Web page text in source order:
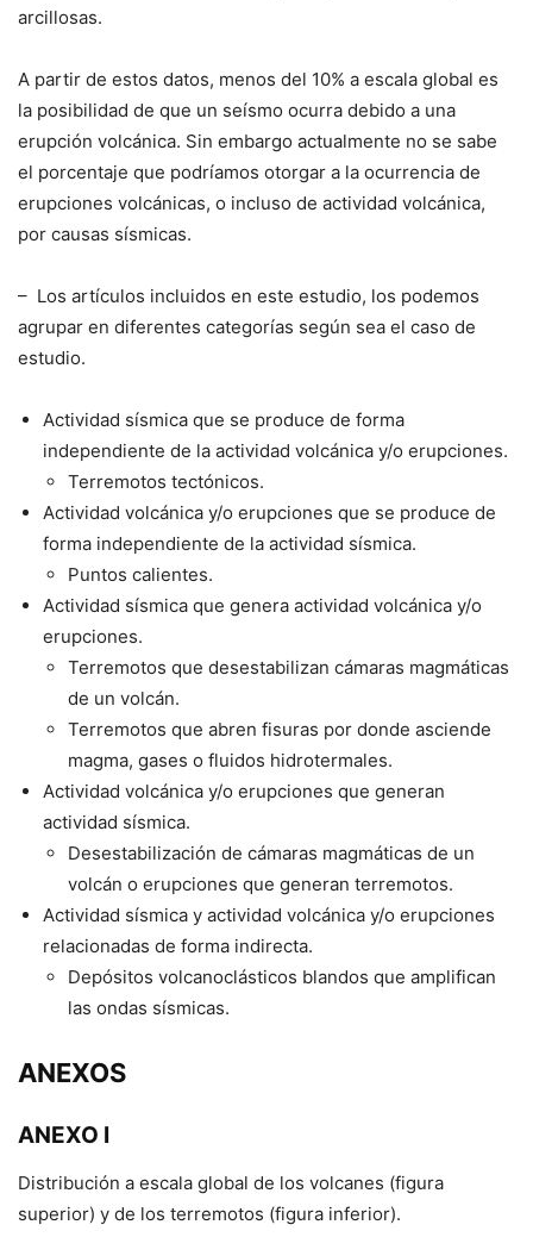
arcillosas.
A partir de estos datos, menos del 10% a escala global es
la posibilidad de que un seísmo ocurra debido a una
erupción volcánica. Sin embargo actualmente no se sabe
el porcentaje que podríamos otorgar a la ocurrencia de
erupciones volcánicas, o incluso de actividad volcánica,
por causas sísmicas.
– Los artículos incluidos en este estudio, los podemos
agrupar en diferentes categorías según sea el caso de
estudio.
Actividad sísmica que se produce de forma
independiente de la actividad volcánica y/o erupciones.
Terremotos tectónicos.
Actividad volcánica y/o erupciones que se produce de
forma independiente de la actividad sísmica.
Puntos calientes.
Actividad sísmica que genera actividad volcánica y/o
erupciones.
Terremotos que desestabilizan cámaras magmáticas
de un volcán.
Terremotos que abren fisuras por donde asciende
magma, gases o fluidos hidrotermales.
Actividad volcánica y/o erupciones que generan
actividad sísmica.
Desestabilización de cámaras magmáticas de un
volcán o erupciones que generan terremotos.
Actividad sísmica y actividad volcánica y/o erupciones
relacionadas de forma indirecta.
Depósitos volcanoclásticos blandos que amplifican
las ondas sísmicas.
ANEXOS
ANEXO I
Distribución a escala global de los volcanes (figura
superior) y de los terremotos (figura inferior).